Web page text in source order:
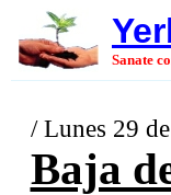
Sanate
/ Lunes 29
Baja